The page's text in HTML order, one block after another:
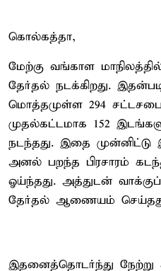
கொல்கத்தா,
மேற்கு வங்காள
தேர்தல் நடக்கிறது.
மொத்தமுள்ள 294 சட்டசபை
முதல்கட்டமாக 152
நடந்தது. இதை முன்னிட்டு
அனல் பறந்த பிரசாரம்
ஓய்ந்தது. அத்துடன்
தேர்தல் ஆணையம்
இதனைத்தொடர்ந்து நேற்று